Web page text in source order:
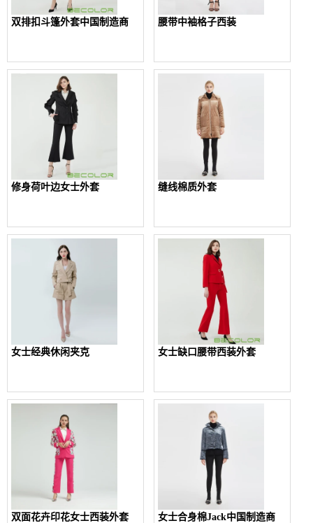
双排扣斗篷外套中国制造商 腰带中袖格子西装
修身荷叶边女士外套 缝线棉质外套
女士经典休闲夹克 女士缺口腰带西装外套
双面花卉印花女士西装外套 女士合身棉Jack中国制造商